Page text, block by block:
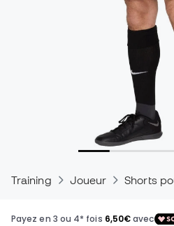
Training Joueur Shorts